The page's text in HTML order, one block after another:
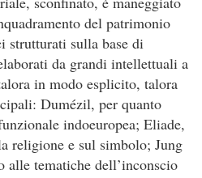
del patrimonio
strutturati sulla base di
da grandi intellettuali a
in modo esplicito, talora
Dumézil, per quanto
indoeuropea; Eliade,
religione e sul simbolo; Jung
tematiche dell’inconscio